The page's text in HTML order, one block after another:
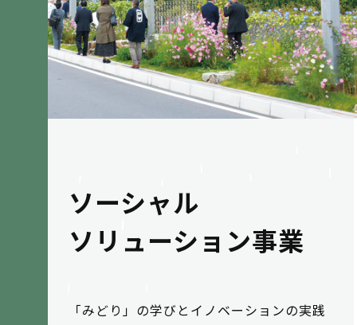
ソーシャル
ソリューション事業
「みどり」の学びとイノベーションの実践